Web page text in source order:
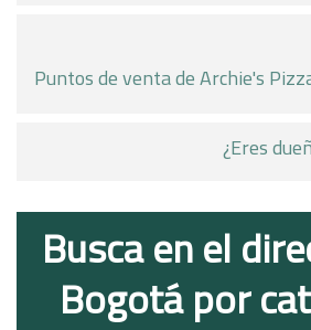
Puntos de venta de Archie's
¿Eres
Busca en el
Bogotá por